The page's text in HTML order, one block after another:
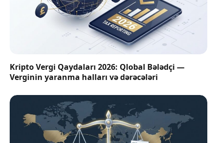
Kripto Vergi Qaydaları 2026: Qlobal Bələdçi —
Verginin yaranma halları və dərəcələri